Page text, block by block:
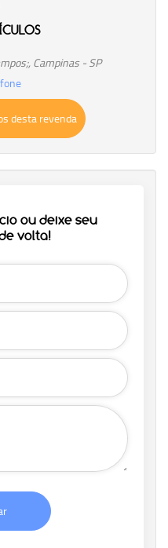
Campinas - SP
desta revenda
ou deixe seu
volta!